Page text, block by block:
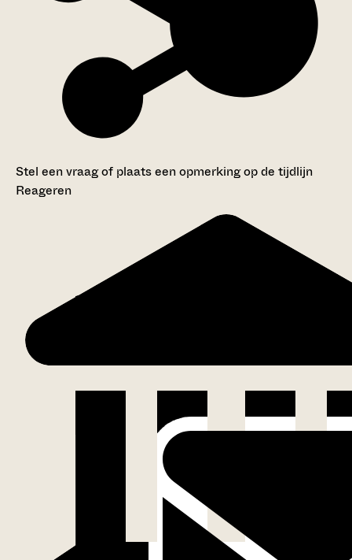
Stel een vraag of plaats een opmerking op de tijdlijn
Reageren